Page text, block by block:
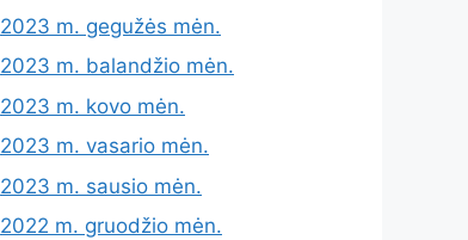
2023 m. gegužės mėn.
2023 m. balandžio mėn.
2023 m. kovo mėn.
2023 m. vasario mėn.
2023 m. sausio mėn.
2022 m. gruodžio mėn.